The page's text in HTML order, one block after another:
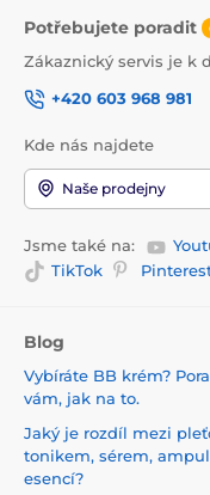
Potřebujete poradit
Zákaznický servis je k
+420 603 968 981
Kde nás najdete
Naše prodejny
Jsme také na:
TikTok
Blog
Vybíráte BB krém?
vám, jak na to.
Jaký je rozdíl mezi
tonikem, sérem,
esencí?